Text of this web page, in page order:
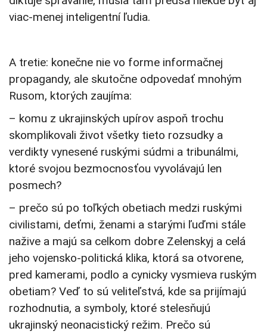
viac-menej inteligentní ľudia.
A tretie: konečne nie vo forme informačnej
propagandy, ale skutočne odpovedať mnohým
Rusom, ktorých zaujíma:
– komu z ukrajinských upírov aspoň trochu
skomplikovali život všetky tieto rozsudky a
verdikty vynesené ruskými súdmi a tribunálmi,
ktoré svojou bezmocnosťou vyvolávajú len
posmech?
– prečo sú po toľkých obetiach medzi ruskými
civilistami, deťmi, ženami a starými ľuďmi stále
nažive a majú sa celkom dobre Zelenskyj a celá
jeho vojensko-politická klika, ktorá sa otvorene,
pred kamerami, podlo a cynicky vysmieva ruským
obetiam? Veď to sú veliteľstvá, kde sa prijímajú
rozhodnutia, a symboly, ktoré stelesňujú
ukrajinský neonacistický režim. Prečo sú